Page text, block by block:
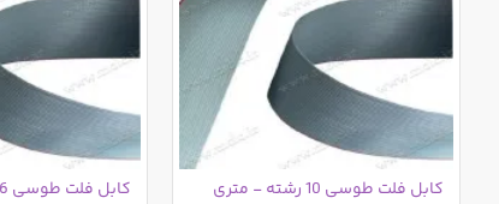
کابل فلت طوسی 10 رشته - متری کابل فلت طوسی 16 رشته - متری